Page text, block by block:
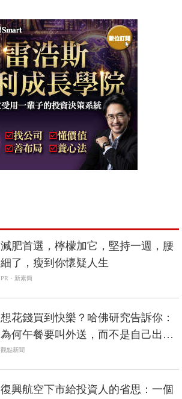
減肥首選，檸檬加它，堅持一週，腰
細了，瘦到你懷疑人生
PR・新素簡
想花錢買到快樂？哈佛研究告訴你：
為何午餐要叫外送，而不是自己出去
買
觀點新聞
復興航空下市給投資人的省思：一個